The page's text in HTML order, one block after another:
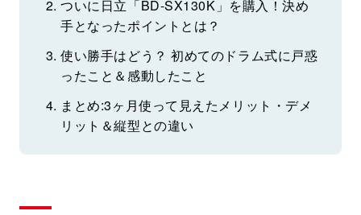
ついに日立「BD-SX130K」を購入！決め
手となったポイントとは？
使い勝手はどう？ 初めてのドラム式に戸惑
ったこと＆感動したこと
まとめ:3ヶ月使って見えたメリット・デメ
リット＆縦型との違い